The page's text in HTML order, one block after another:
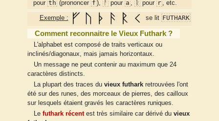
pour th (prononcer f ), ᚨ pour a , ᚱ pour r , etc.
Exemple : se lit FUTHARK
Comment reconnaitre le Vieux Futhark ?
L'alphabet est composé de traits verticaux ou
inclinés/diagonaux, mais jamais horizontaux.
Un message ne peut contenir au maximum que 24
caractères distincts.
La plupart des traces du vieux futharkretrouvées l'ont
été sur des runes, des morceaux de pierres, des cailloux
sur lesquels étaient gravés les caractères runiques.
Le futhark récentest très similaire car dérivé du vieux